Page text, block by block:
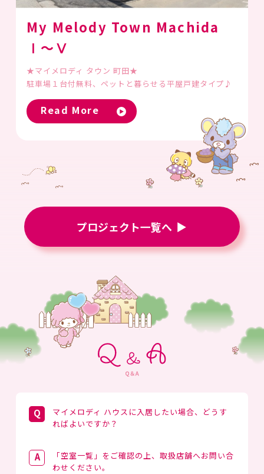
My Melody Town Machida
Ⅰ～Ⅴ
★マイメロディ タウン 町田★
駐車場１台付無料、ペットと暮らせる平屋戸建タイプ♪
Read More
プロジェクト一覧へ
マイメロディ ハウスに入居したい場合、どうす
ればよいですか？
「空室一覧」をご確認の上、取扱店舗へお問い合
わせください。